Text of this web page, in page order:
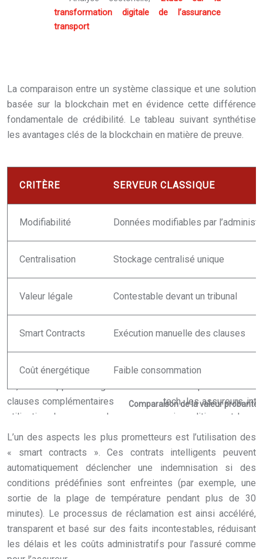
transformation digitale de l’assurance
transport
La comparaison entre un système classique et une solution
basée sur la blockchain met en évidence cette différence
fondamentale de crédibilité. Le tableau suivant synthétise
les avantages clés de la blockchain en matière de preuve.
Comparaison de la valeur probante
CRITÈRE SERVEUR CLASSIQUE
Modifiabilité Données modifiables par
Centralisation Stockage centralisé unique
Valeur légale Contestable devant un tribunal
Smart Contracts Exécution manuelle des clauses
Coût énergétique Faible consommation
L’un des aspects les plus prometteurs est l’utilisation des
« smart contracts ». Ces contrats intelligents peuvent
automatiquement déclencher une indemnisation si des
conditions prédéfinies sont enfreintes (par exemple, une
sortie de la plage de température pendant plus de 30
minutes). Le processus de réclamation est ainsi accéléré,
transparent et basé sur des faits incontestables, réduisant
les délais et les coûts administratifs pour l’assuré comme